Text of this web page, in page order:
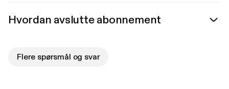
Hvordan avslutte abonnement
Flere spørsmål og svar